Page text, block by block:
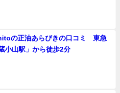
の正油あらびきの口コミ 東急
小山駅」から徒歩2分